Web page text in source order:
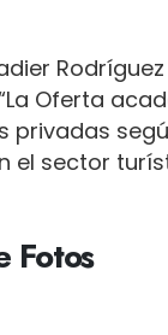
Oferta
privadas
el sector
Fotos